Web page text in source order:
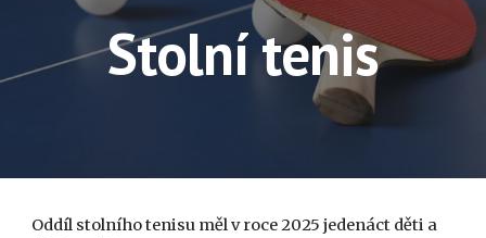
Stolní tenis
Oddíl stolního tenisu měl v roce 2025 jedenáct děti a